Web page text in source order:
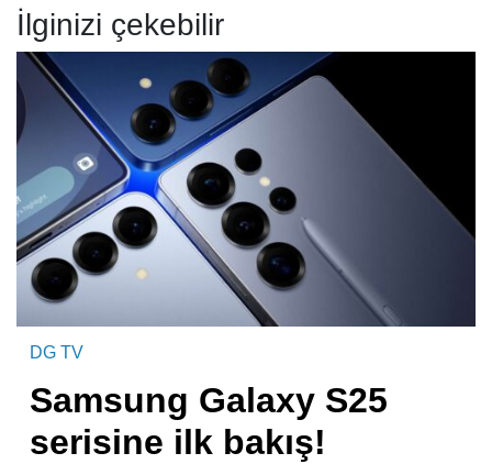
İlginizi çekebilir
DG TV
Samsung Galaxy S25
serisine ilk bakış!